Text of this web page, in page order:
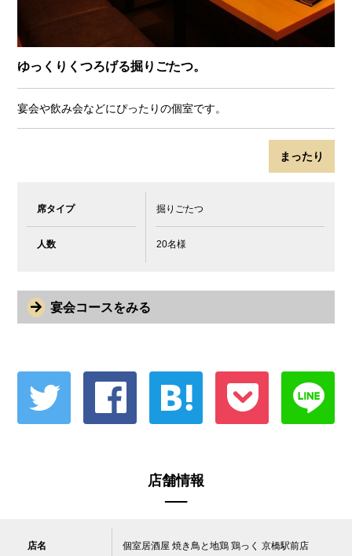
ゆっくりくつろげる掘りごたつ。
宴会や飲み会などにぴったりの個室です。
まったり
席タイプ 掘りごたつ
人数 20名様
宴会コースをみる
店舗情報
店名 個室居酒屋 焼き鳥と地鶏 鶏っく 京橋駅前店